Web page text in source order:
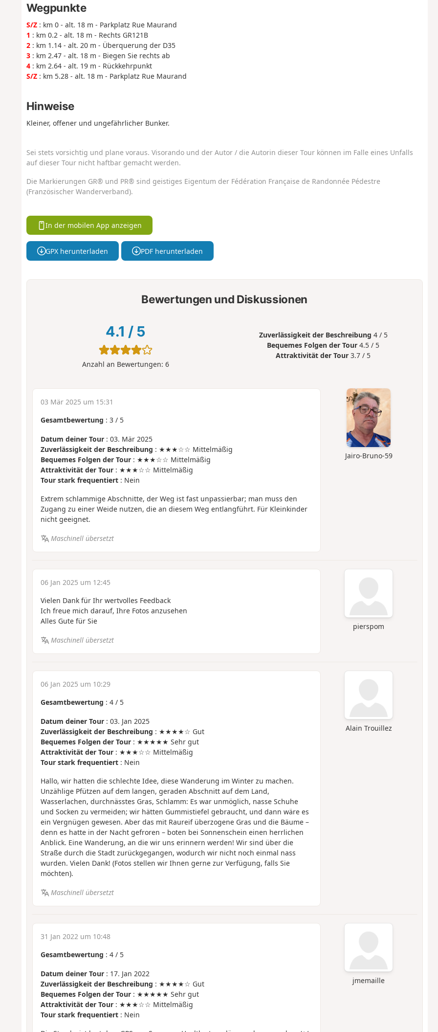
Wegpunkte
S/Z: km 0 - alt. 18 m - Parkplatz Rue Maurand
1 : km 0.2 - alt. 18 m - Rechts GR121B
2: km 1.14 - alt. 20 m - Überquerung der D35
3: km 2.47 - alt. 18 m - Biegen Sie rechts ab
4: km 2.64 - alt. 19 m - Rückkehrpunkt
S/Z: km 5.28 - alt. 18 m - Parkplatz Rue Maurand
Hinweise
Kleiner, offener und ungefährlicher Bunker.
Sei stets vorsichtig und plane voraus. Visorando und der Autor / die Autorin dieser Tour können im Falle eines Unfalls
auf dieser Tour nicht haftbar gemacht werden.
Die Markierungen GR® und PR® sind geistiges Eigentum der Fédération Française de Randonnée Pédestre
(Französischer Wanderverband).
In der mobilen App anzeigen
GPX herunterladen PDF herunterladen
Bewertungen und Diskussionen
4.1 / 5
Anzahl an Bewertungen: 6
Zuverlässigkeit der Beschreibung 4 / 5
Bequemes Folgen der Tour 4.5 / 5
Attraktivität der Tour 3.7 / 5
Jairo-Bruno-59
03 Mär 2025 um 15:31
Gesamtbewertung : 3/ 5
Datum deiner Tour: 03. Mär 2025
Zuverlässigkeit der Beschreibung : ★★★☆☆ Mittelmäßig
Bequemes Folgen der Tour: ★★★☆☆ Mittelmäßig
Attraktivität der Tour: ★★★☆☆ Mittelmäßig
Tour stark frequentiert: Nein
Extrem schlammige Abschnitte, der Weg ist fast unpassierbar; man muss den
Zugang zu einer Weide nutzen, die an diesem Weg entlangführt. Für Kleinkinder
nicht geeignet.
Maschinell übersetzt
pierspom
06 Jan 2025 um 12:45
Vielen Dank für Ihr wertvolles Feedback
Ich freue mich darauf, Ihre Fotos anzusehen
Alles Gute für Sie
Maschinell übersetzt
Alain Trouillez
06 Jan 2025 um 10:29
Gesamtbewertung : 4/ 5
Datum deiner Tour: 03. Jan 2025
Zuverlässigkeit der Beschreibung : ★★★★☆ Gut
Bequemes Folgen der Tour: ★★★★★ Sehr gut
Attraktivität der Tour: ★★★☆☆ Mittelmäßig
Tour stark frequentiert: Nein
Hallo, wir hatten die schlechte Idee, diese Wanderung im Winter zu machen.
Unzählige Pfützen auf dem langen, geraden Abschnitt auf dem Land,
Wasserlachen, durchnässtes Gras, Schlamm: Es war unmöglich, nasse Schuhe
und Socken zu vermeiden; wir hätten Gummistiefel gebraucht, und dann wäre es
ein Vergnügen gewesen. Aber das mit Raureif überzogene Gras und die Bäume –
denn es hatte in der Nacht gefroren – boten bei Sonnenschein einen herrlichen
Anblick. Eine Wanderung, an die wir uns erinnern werden! Wir sind über die
Straße durch die Stadt zurückgegangen, wodurch wir nicht noch einmal nass
wurden. Vielen Dank! (Fotos stellen wir Ihnen gerne zur Verfügung, falls Sie
möchten).
Maschinell übersetzt
jmemaille
31 Jan 2022 um 10:48
Gesamtbewertung : 4/ 5
Datum deiner Tour: 17. Jan 2022
Zuverlässigkeit der Beschreibung : ★★★★☆ Gut
Bequemes Folgen der Tour: ★★★★★ Sehr gut
Attraktivität der Tour: ★★★☆☆ Mittelmäßig
Tour stark frequentiert: Nein